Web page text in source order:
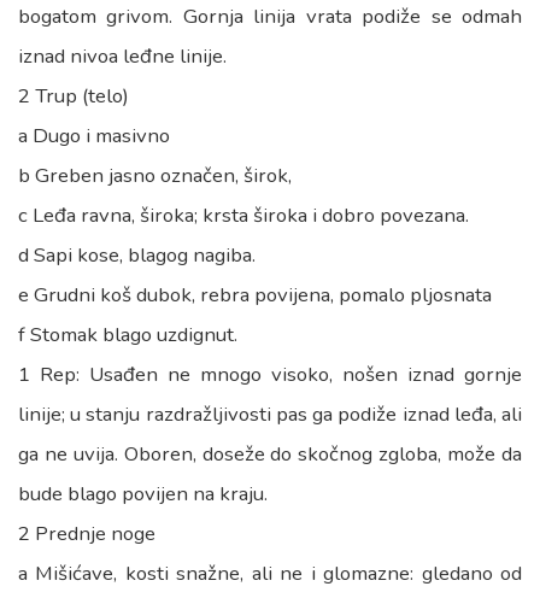
bogatom grivom. Gornja linija vrata podiže se odmah
iznad nivoa leđne linije.
2 Trup (telo)
a Dugo i masivno
b Greben jasno označen, širok,
c Leđa ravna, široka; krsta široka i dobro povezana.
d Sapi kose, blagog nagiba.
e Grudni koš dubok, rebra povijena, pomalo pljosnata
f Stomak blago uzdignut.
1 Rep: Usađen ne mnogo visoko, nošen iznad gornje
linije; u stanju razdražljivosti pas ga podiže iznad leđa, ali
ga ne uvija. Oboren, doseže do skočnog zgloba, može da
bude blago povijen na kraju.
2 Prednje noge
a Mišićave, kosti snažne, ali ne i glomazne: gledano od